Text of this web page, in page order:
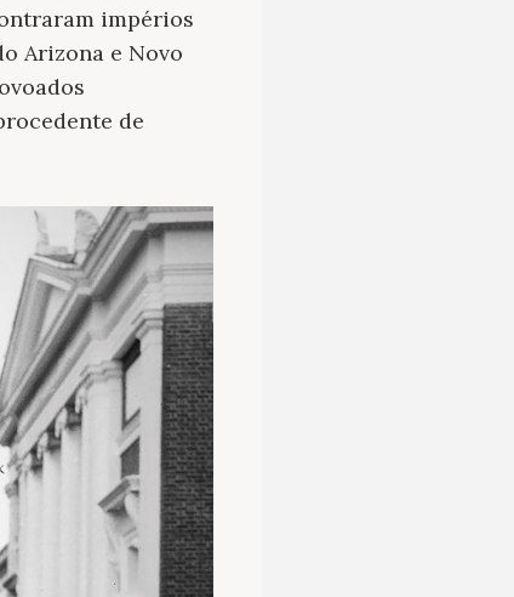
impérios
Arizona e Novo
de